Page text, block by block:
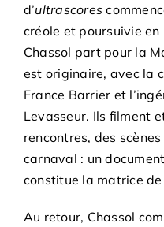
d’ultrascores
créole et poursuivie en
Chassol part pour la
est originaire, avec la
France Barrier et
Levasseur. Ils filment
rencontres, des
carnaval : un
constitue la matrice de
Au retour, Chassol